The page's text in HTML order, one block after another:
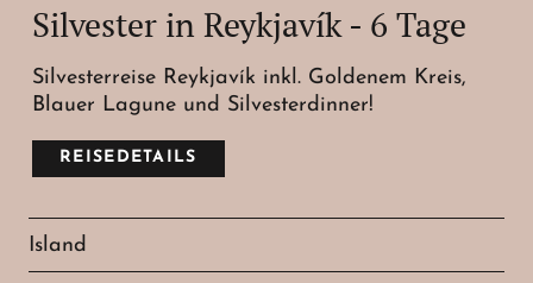
Silvester in Reykjavík - 6 Tage
Silvesterreise Reykjavík inkl. Goldenem Kreis,
Blauer Lagune und Silvesterdinner!
REISEDETAILS
Island